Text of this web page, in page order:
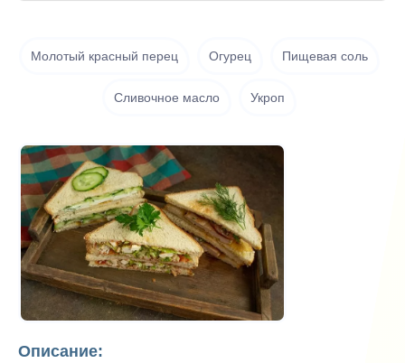
Молотый красный перец Огурец Пищевая соль
Сливочное масло Укроп
Описание: